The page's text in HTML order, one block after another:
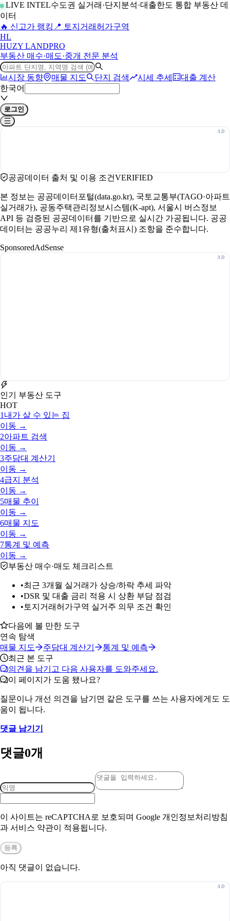
LIVE INTEL수도권 실거래·단지분석·대출한도 통합 부동산 데
이터
🔥 신고가 랭킹 📍 토지거래허가구역
HL
HUZY LANDPRO
부동산 매수·매도·중개 전문 분석
시장 동향 매물 지도 단지 검색 시세 추세
대출 계산
한국어
로그인
공공데이터 출처 및 이용 조건VERIFIED
본 정보는 공공데이터포털(data.go.kr), 국토교통부(TAGO·아파트
실거래가), 공동주택관리정보시스템(K-apt), 서울시 버스정보
API 등 검증된 공공데이터를 기반으로 실시간 가공됩니다. 공공
데이터는 공공누리 제1유형(출처표시) 조항을 준수합니다.
SponsoredAdSense
인기 부동산 도구
HOT
1 내가 살 수 있는 집
이동 →
2아파트 검색
이동 →
3주담대 계산기
이동 →
4급지 분석
이동 →
5매물 추이
이동 →
6매물 지도
이동 →
7통계 및 예측
이동 →
부동산 매수·매도 체크리스트
•최근 3개월 실거래가 상승/하락 추세 파악
•DSR 및 대출 금리 적용 시 상환 부담 점검
• 토지거래허가구역 실거주 의무 조건 확인
다음에 볼 만한 도구
연속 탐색
매물 지도
주담대 계산기
통계 및 예측
최근 본 도구
의견을 남기고 다음 사용자를 도와주세요.
이 페이지가 도움 됐나요?
질문이나 개선 의견을 남기면 같은 도구를 쓰는 사용자에게도 도
움이 됩니다.
댓글 남기기
댓글0개
이 사이트는 reCAPTCHA로 보호되며 Google 개인정보처리방침
과 서비스 약관이 적용됩니다.
등록
아직 댓글이 없습니다.